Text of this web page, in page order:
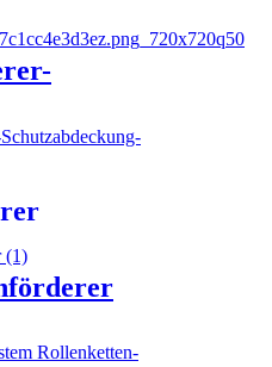
aus Kunststoff